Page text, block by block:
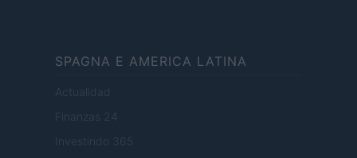
SPAGNA E AMERICA LATINA
Actualidad
Finanzas 24
Investindo 365